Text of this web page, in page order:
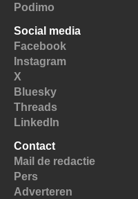
Podimo
Social media
Facebook
Instagram
X
Bluesky
Threads
LinkedIn
Contact
Mail de redactie
Pers
Adverteren